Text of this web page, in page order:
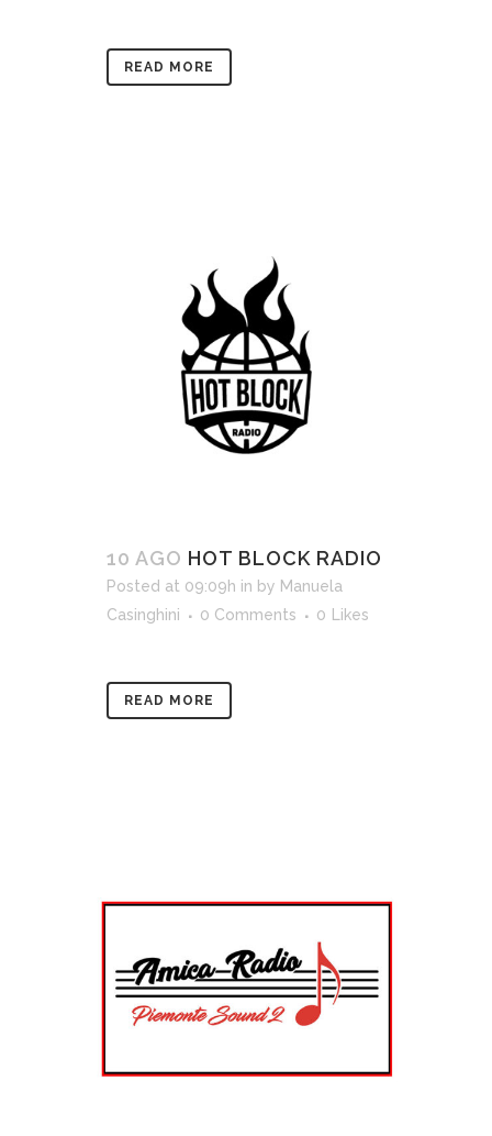
READ MORE
10 AGO HOT BLOCK RADIO
Posted at 09:09h in by Manuela
Casinghini
0 Comments 0 Likes
READ MORE